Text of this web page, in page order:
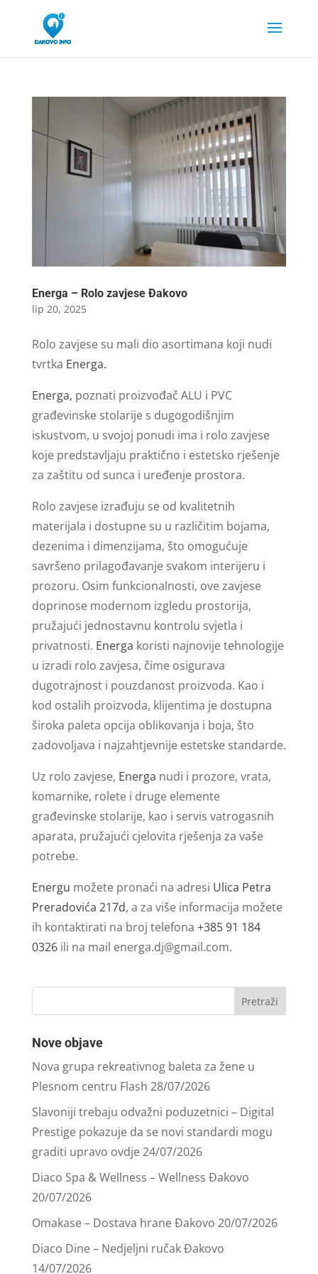
Energa – Rolo zavjese Đakovo
lip 20, 2025
Rolo zavjese su mali dio asortimana koji nudi
tvrtka Energa.
Energa, poznati proizvođač ALU i PVC
građevinske stolarije s dugogodišnjim
iskustvom, u svojoj ponudi ima i rolo zavjese
koje predstavljaju praktično i estetsko rješenje
za zaštitu od sunca i uređenje prostora.
Rolo zavjese izrađuju se od kvalitetnih
materijala i dostupne su u različitim bojama,
dezenima i dimenzijama, što omogućuje
savršeno prilagođavanje svakom interijeru i
prozoru. Osim funkcionalnosti, ove zavjese
doprinose modernom izgledu prostorija,
pružajući jednostavnu kontrolu svjetla i
privatnosti. Energa koristi najnovije tehnologije
u izradi rolo zavjesa, čime osigurava
dugotrajnost i pouzdanost proizvoda. Kao i
kod ostalih proizvoda, klijentima je dostupna
široka paleta opcija oblikovanja i boja, što
zadovoljava i najzahtjevnije estetske standarde.
Uz rolo zavjese, Energa nudi i prozore, vrata,
komarnike, rolete i druge elemente
građevinske stolarije, kao i servis vatrogasnih
aparata, pružajući cjelovita rješenja za vaše
potrebe.
Energu možete pronaći na adresi Ulica Petra
Preradovića 217d, a za više informacija možete
ih kontaktirati na broj telefona +385 91 184
0326ili na mail energa.dj@gmail.com.
Nove objave
Nova grupa rekreativnog baleta za žene u
Plesnom centru Flash 28/07/2026
Slavoniji trebaju odvažni poduzetnici – Digital
Prestige pokazuje da se novi standardi mogu
graditi upravo ovdje24/07/2026
Diaco Spa & Wellness – Wellness Đakovo
20/07/2026
Omakase – Dostava hrane Đakovo 20/07/2026
Diaco Dine – Nedjeljni ručak Đakovo
14/07/2026